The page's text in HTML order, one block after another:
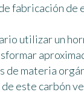
fabricación de
utilizar un
de materia
este carbón